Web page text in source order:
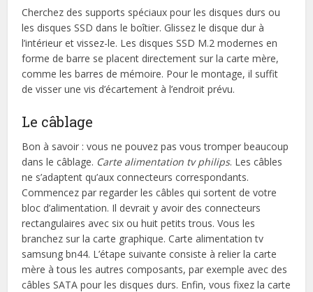
Cherchez des supports spéciaux pour les disques durs ou
les disques SSD dans le boîtier. Glissez le disque dur à
l’intérieur et vissez-le. Les disques SSD M.2 modernes en
forme de barre se placent directement sur la carte mère,
comme les barres de mémoire. Pour le montage, il suffit
de visser une vis d’écartement à l’endroit prévu.
Le câblage
Bon à savoir : vous ne pouvez pas vous tromper beaucoup
dans le câblage. Carte alimentation tv philips. Les câbles
ne s’adaptent qu’aux connecteurs correspondants.
Commencez par regarder les câbles qui sortent de votre
bloc d’alimentation. Il devrait y avoir des connecteurs
rectangulaires avec six ou huit petits trous. Vous les
branchez sur la carte graphique. Carte alimentation tv
samsung bn44. L’étape suivante consiste à relier la carte
mère à tous les autres composants, par exemple avec des
câbles SATA pour les disques durs. Enfin, vous fixez la carte